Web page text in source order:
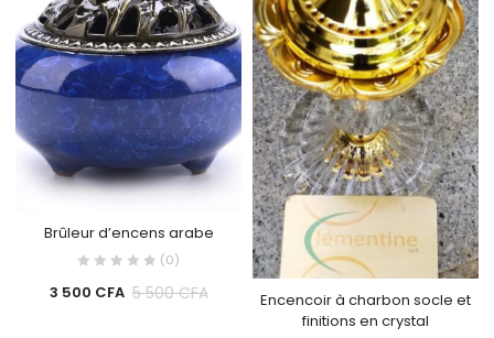
Brûleur d’encens arabe
(0)
3 500 CFA 5 500CFA
Encencoir à charbon socle et
finitions en crystal